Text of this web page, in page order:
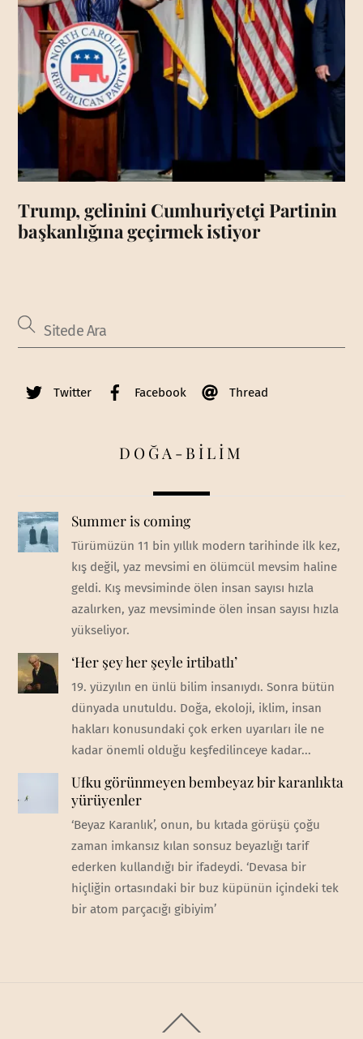
Trump, gelinini Cumhuriyetçi Partinin
başkanlığına geçirmek istiyor
Twitter Facebook Thread
DOĞA-BİLİM
Summer is coming
Türümüzün 11 bin yıllık modern tarihinde ilk kez,
kış değil, yaz mevsimi en ölümcül mevsim haline
geldi. Kış mevsiminde ölen insan sayısı hızla
azalırken, yaz mevsiminde ölen insan sayısı hızla
yükseliyor.
‘Her şey her şeyle irtibatlı’
19. yüzyılın en ünlü bilim insanıydı. Sonra bütün
dünyada unutuldu. Doğa, ekoloji, iklim, insan
hakları konusundaki çok erken uyarıları ile ne
kadar önemli olduğu keşfedilinceye kadar...
Ufku görünmeyen bembeyaz bir karanlıkta
yürüyenler
‘Beyaz Karanlık’, onun, bu kıtada görüşü çoğu
zaman imkansız kılan sonsuz beyazlığı tarif
ederken kullandığı bir ifadeydi. ‘Devasa bir
hiçliğin ortasındaki bir buz küpünün içindeki tek
bir atom parçacığı gibiyim’
To